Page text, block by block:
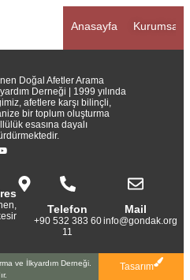
Anasayfa Kurumsal
Doğal Afetler Arama
Derneği | 1999 yılında
afetlere karşı bilinçli,
bir toplum oluşturma
esasına dayalı
Telefon
+90 532 383 60
11
Mail
info@gondak.org
ve İlkyardım Derneği.
Tasarım